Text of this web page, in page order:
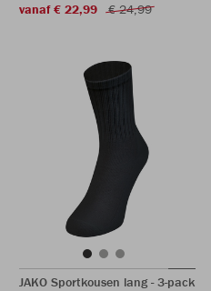
vanaf € 22,99
€ 24,99
JAKO Sportkousen lang - 3-pack